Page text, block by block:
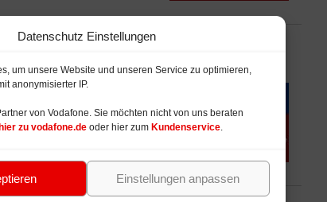
Datenschutz Einstellungen
um unsere Website und unseren Service zu optimieren,
anonymisierter IP.
von Vodafone. Sie möchten nicht von uns beraten
hier zu vodafone.de oder hier zum Kundenservice.
Einstellungen anpassen
Flat Paket
in Vodafone
Kunden können auf
Neukunden können sich